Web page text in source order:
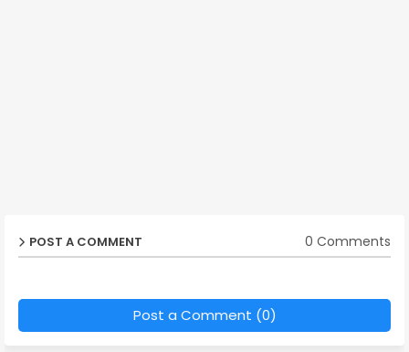
POST A COMMENT 0 Comments
Post a Comment (0)